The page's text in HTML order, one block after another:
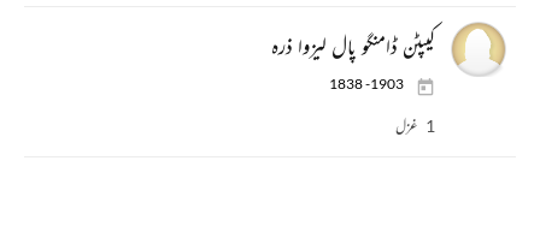
کیپٹن ڈامنگو پال لیزوا ذرہ
1838 -1903
1 غزل